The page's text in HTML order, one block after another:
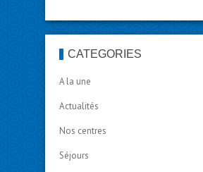
CATÉGORIES
A la une
Actualités
Nos centres
Séjours